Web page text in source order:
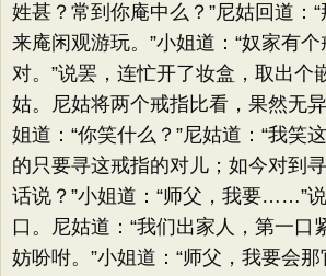
姓甚？常到你庵中么？”尼姑回道：
来庵闲观游玩。”小姐道：“奴家有
对。”说罢，连忙开了妆盒，取出个
姑。尼姑将两个戒指比看，果然无
姐道：“你笑什么？”尼姑道：“我笑
的只要寻这戒指的对儿；如今对到
话说？”小姐道：“师父，我要……”
口。尼姑道：“我们出家人，第一口
妨吩咐。”小姐道：“师父，我要会